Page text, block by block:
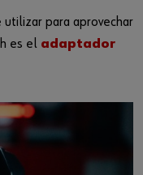
utilizar todas las
utilizar para aprovechar
es el adaptador